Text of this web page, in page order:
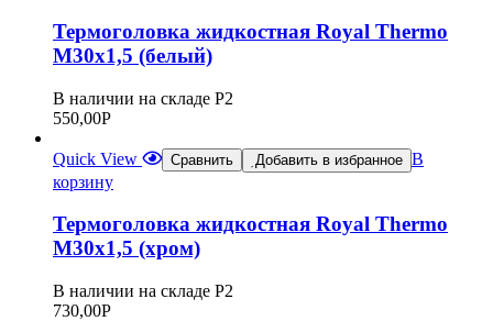
Термоголовка жидкостная Royal Thermo
М30х1,5 (белый)
В наличии на складе Р2
550,00Р
Quick View Сравнить Добавить в избранное В
корзину
Термоголовка жидкостная Royal Thermo
М30х1,5 (хром)
В наличии на складе Р2
730,00Р